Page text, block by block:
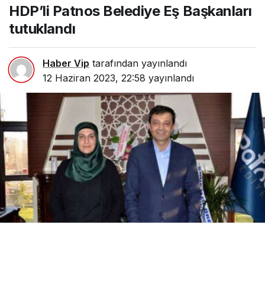
HDP’li Patnos Belediye Eş Başkanları
tutuklandı
Haber Vip tarafından yayınlandı
12 Haziran 2023, 22:58 yayınlandı